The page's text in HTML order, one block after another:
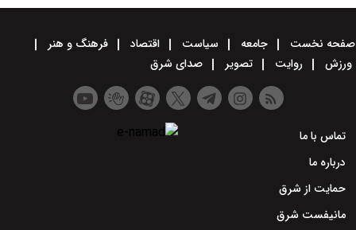
صفحه نخست جامعه سیاست اقتصاد
فرهنگ و هنر
ورزش
روایت تصویر صدای شرق
تماس با ما
درباره ما
حمایت از شرق
مانیفست شرق